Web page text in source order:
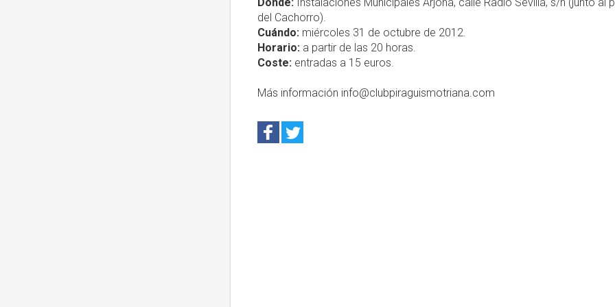
del Cachorro).
Cuándo: miércoles 31 de octubre de 2012.
Horario: a partir de las 20 horas.
Coste: entradas a 15 euros.
Más información info@clubpiraguismotriana.com